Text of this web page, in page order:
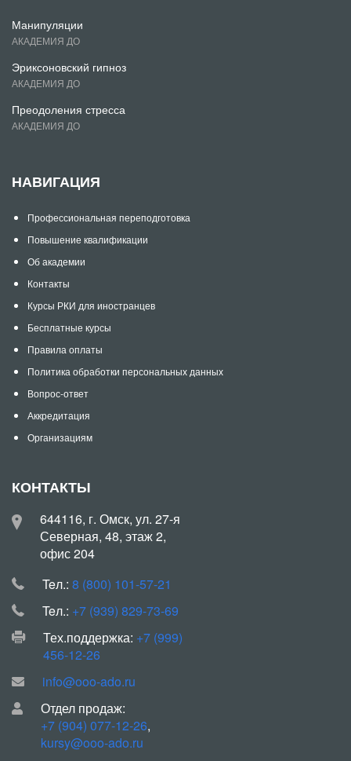
Манипуляции
АКАДЕМИЯ ДО
Эриксоновский гипноз
АКАДЕМИЯ ДО
Преодоления стресса
АКАДЕМИЯ ДО
НАВИГАЦИЯ
Профессиональная переподготовка
Повышение квалификации
Об академии
Контакты
Курсы РКИ для иностранцев
Бесплатные курсы
Правила оплаты
Политика обработки персональных данных
Вопрос-ответ
Аккредитация
Организациям
КОНТАКТЫ
644116, г. Омск, ул. 27-я
Северная, 48, этаж 2,
офис 204
Teл.: 8 (800) 101-57-21
Teл.: +7 (939) 829-73-69
Тех.поддержка: +7 (999)
456-12-26
info@ooo-ado.ru
Отдел продаж:
+7 (904) 077-12-26,
kursy@ooo-ado.ru